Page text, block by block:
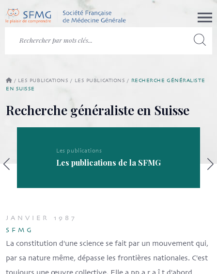
/ LES PUBLICATIONS / LES PUBLICATIONS / RECHERCHE GÉNÉRALISTE
EN SUISSE
Recherche généraliste en Suisse
Les publications
Les publications de la SFMG
JANVIER 1987
SFMG
La constitution d'une science se fait par un mouvement qui,
par sa nature même, dépasse les frontières nationales. C'est